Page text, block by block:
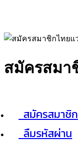
สมัครสมา
สมัครสมาชิก
ลืมรหัสผ่าน